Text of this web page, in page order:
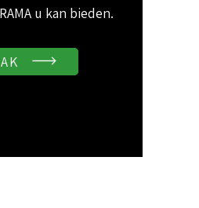
u kan bieden.